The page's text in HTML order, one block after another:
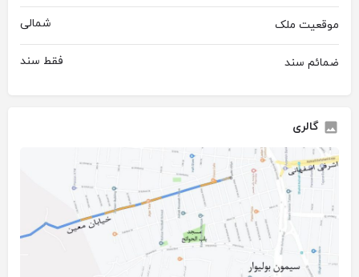
موقعیت ملک شمالی
ضمائم سند فقط سند
گالری